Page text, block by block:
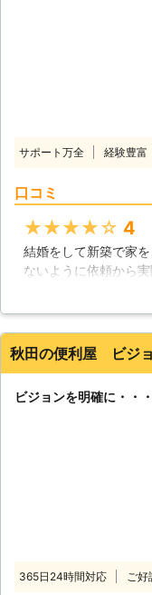
サポート万全 経験豊富
口コミ
★★★★★ 4
結婚をして新築で家
ないように依頼から
秋田県 秋田市 2016年
秋田の便利屋 ビジ
ビジョンを明確に・・
365日24時間対応 ご